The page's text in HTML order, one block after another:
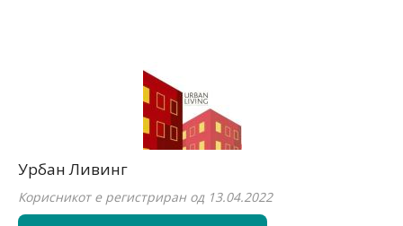
Урбан Ливинг
Корисникот е регистриран од 13.04.2022